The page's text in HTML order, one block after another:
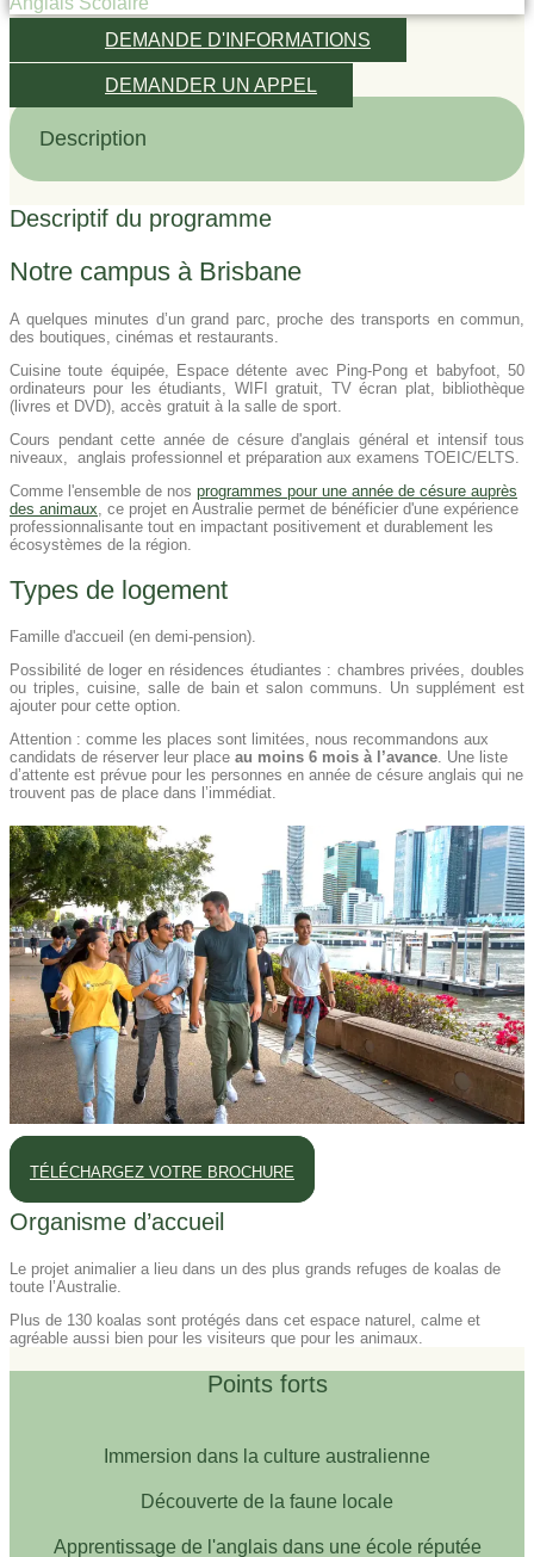
DEMANDE D'INFORMATIONS
DEMANDER UN APPEL
Description
Descriptif du programme
Notre campus à Brisbane
A quelques minutes d’un grand parc, proche des transports en commun,
des boutiques, cinémas et restaurants.
Cuisine toute équipée, Espace détente avec Ping-Pong et babyfoot, 50
ordinateurs pour les étudiants, WIFI gratuit, TV écran plat, bibliothèque
(livres et DVD), accès gratuit à la salle de sport.
Cours pendant cette année de césure d'anglais général et intensif tous
niveaux, anglais professionnel et préparation aux examens TOEIC/ELTS.
Comme l'ensemble de nos programmes pour une année de césure auprès
des animaux , ce projet en Australie permet de bénéficier d'une expérience
professionnalisante tout en impactant positivement et durablement les
écosystèmes de la région.
Types de logement
Famille d'accueil (en demi-pension).
Possibilité de loger en résidences étudiantes : chambres privées, doubles
ou triples, cuisine, salle de bain et salon communs. Un supplément est
ajouter pour cette option.
Attention : comme les places sont limitées, nous recommandons aux
candidats de réserver leur place au moins 6 mois à l’avance. Une liste
d’attente est prévue pour les personnes en année de césure anglais qui ne
trouvent pas de place dans l’immédiat.
TÉLÉCHARGEZ VOTRE BROCHURE
Organisme d’accueil
Le projet animalier a lieu dans un des plus grands refuges de koalas de
toute l’Australie.
Plus de 130 koalas sont protégés dans cet espace naturel, calme et
agréable aussi bien pour les visiteurs que pour les animaux.
Points forts
Immersion dans la culture australienne
Découverte de la faune locale
Apprentissage de l'anglais dans une école réputée